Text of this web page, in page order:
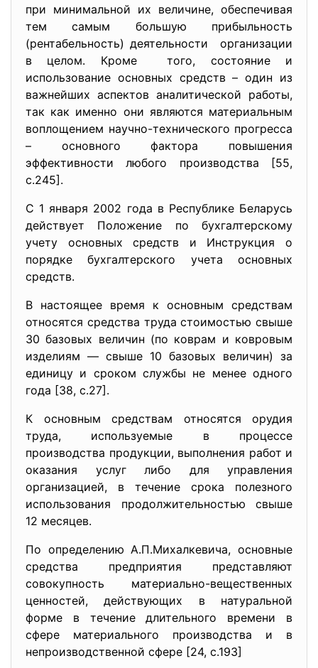
при минимальной их величине, обеспечивая
тем самым большую прибыльность
(рентабельность) деятельности организации
в целом. Кроме того, состояние и
использование основных средств – один из
важнейших аспектов аналитической работы,
так как именно они являются материальным
воплощением научно-технического прогресса
– основного фактора повышения
эффективности любого производства [55,
с.245].
С 1 января 2002 года в Республике Беларусь
действует По­ложение по бухгалтерскому
учету основных средств и Инструкция о
порядке бухгалтерского учета основных
средств.
В настоящее время к основным средствам
отно­сятся средства труда стоимостью свыше
30 базовых величин (по коврам и ковровым
изделиям — свыше 10 базовых величин) за
единицу и сроком службы не менее одного
года [38, с.27].
К основным средствам относятся орудия
труда, исполь­зуемые в процессе
производства продукции, выполнения работ и
оказания услуг либо для управления
организацией, в течение срока полезного
использования продолжительностью свыше
12 месяцев.
По определению А.П.Михалкевича, основные
средства предприятия представляют
совокупность материально-вещественных
ценностей, действующих в натуральной
форме в течение длительного времени в
сфере материального производства и в
непроизводственной сфере [24, с.193]